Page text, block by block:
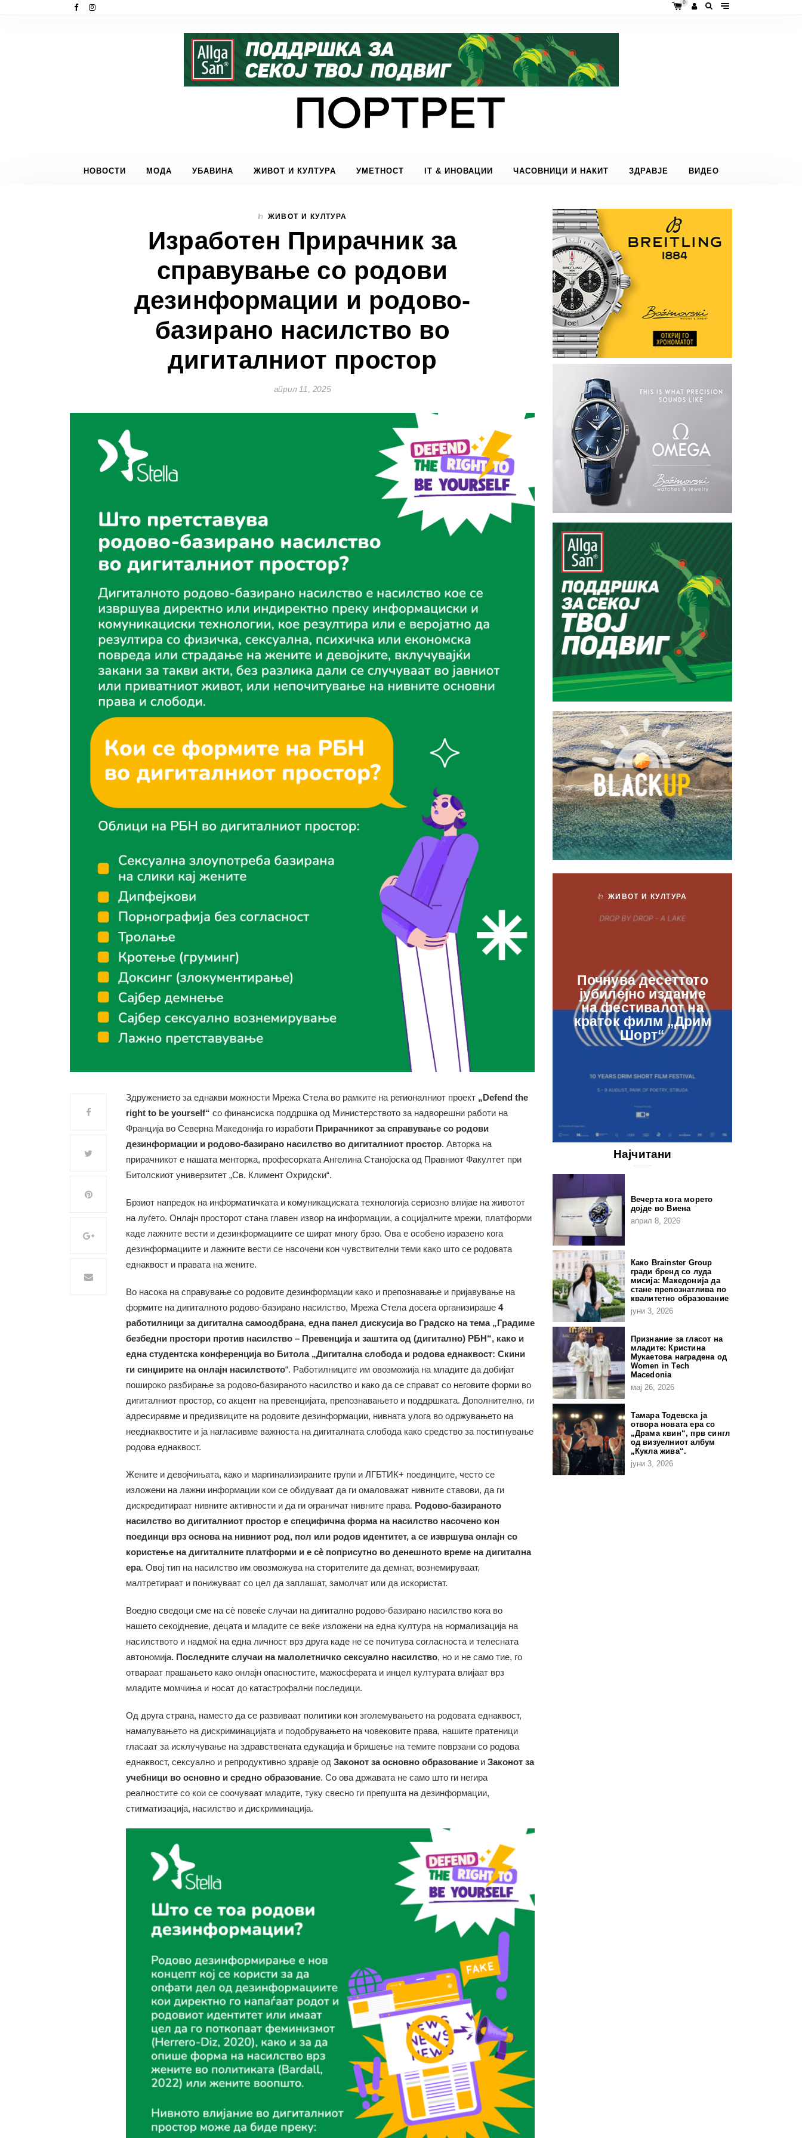
0
НОВОСТИ МОДА УБАВИНА ЖИВОТ И КУЛТУРА УМЕТНОСТ IT & ИНОВАЦИИ ЧАСОВНИЦИ И НАКИТ ЗДРАВЈЕ ВИДЕО
In ЖИВОТ И КУЛТУРА
Изработен Прирачник за
справување со родови
дезинформации и родово-
базирано насилство во
дигиталниот простор
април 11, 2025
Здружението за еднакви можности Мрежа Стела во рамките на регионалниот проект „Defend the
right to be yourself“ со финансиска поддршка од Министерството за надворешни работи на
Франција во Северна Македонија го изработи Прирачникот за справување со родови
дезинформации и родово-базирано насилство во дигиталниот простор. Авторка на
прирачникот е нашата менторка, професорката Ангелина Станојоска од Правниот Факултет при
Битолскиот универзитет „Св. Климент Охридски“.
Брзиот напредок на информатичката и комуникациската технологија сериозно влијае на животот
на луѓето. Онлајн просторот стана главен извор на информации, а социјалните мрежи, платформи
каде лажните вести и дезинформациите се шират многу брзо. Ова е особено изразено кога
дезинформациите и лажните вести се насочени кон чувствителни теми како што се родовата
еднаквост и правата на жените.
Во насока на справување со родовите дезинформации како и препознавање и пријавување на
формите на дигиталното родово-базирано насилство, Мрежа Стела досега организираше 4
работилници за дигитална самоодбрана, една панел дискусија во Градско на тема „Градиме
безбедни простори против насилство – Превенција и заштита од (дигитално) РБН“, како и
една студентска конференција во Битола „Дигитална слобода и родова еднаквост: Скини
ги синџирите на онлајн насилството“. Работилниците им овозможија на младите да добијат
пошироко разбирање за родово-базираното насилство и како да се справат со неговите форми во
дигиталниот простор, со акцент на превенцијата, препознавањето и поддршката. Дополнително, ги
адресиравме и предизвиците на родовите дезинформации, нивната улога во одржувањето на
нееднаквостите и ја нагласивме важноста на дигиталната слобода како средство за постигнување
родова еднаквост.
Жените и девојчињата, како и маргинализираните групи и ЛГБТИК+ поединците, често се
изложени на лажни информации кои се обидуваат да ги омаловажат нивните ставови, да ги
дискредитираат нивните активности и да ги ограничат нивните права. Родово-базираното
насилство во дигиталниот простор е специфична форма на насилство насочено кон
поединци врз основа на нивниот род, пол или родов идентитет, а се извршува онлајн со
користење на дигиталните платформи и е сè поприсутно во денешното време на дигитална
ера. Овој тип на насилство им овозможува на сторителите да демнат, вознемируваат,
малтретираат и понижуваат со цел да заплашат, замолчат или да искористат.
Воедно сведоци сме на сè повеќе случаи на дигитално родово-базирано насилство кога во
нашето секојдневие, децата и младите се веќе изложени на една култура на нормализација на
насилството и надмоќ на една личност врз друга каде не се почитува согласноста и телесната
автономија. Последните случаи на малолетничко сексуално насилство, но и не само тие, го
отвараат прашањето како онлајн опасностите, мажосферата и инцел културата влијаат врз
младите момчиња и носат до катастрофални последици.
Од друга страна, наместо да се развиваат политики кон зголемувањето на родовата еднаквост,
намалувањето на дискриминацијата и подобрувањето на човековите права, нашите пратеници
гласаат за исклучување на здравствената едукација и бришење на темите поврзани со родова
еднаквост, сексуално и репродуктивно здравје од Законот за основно образованиеи Законот за
учебници во основно и средно образование. Со ова државата не само што ги негира
реалностите со кои се соочуваат младите, туку свесно ги препушта на дезинформации,
стигматизација, насилство и дискриминација.
In ЖИВОТ И КУЛТУРА
Почнува десеттото
јубилејно издание
на фестивалот на
краток филм „Дрим
Шорт“
Најчитани
Вечерта кога морето
дојде во Виена
април 8, 2026
Како Brainster Group
гради бренд со луда
мисија: Македонија да
стане препознатлива по
квалитетно образование
јуни 3, 2026
Признание за гласот на
младите: Кристина
Мукаетова наградена од
Women in Tech
Macedonia
мај 26, 2026
Тамара Тодевска ја
отвора новата ера со
„Драма квин“, прв сингл
од визуелниот албум
„Кукла жива“.
јуни 3, 2026